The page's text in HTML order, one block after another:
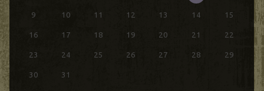
9 10 11 12 13 14 15
16 17 18 19 20 21 22
23 24 25 26 27 28 29
30 31